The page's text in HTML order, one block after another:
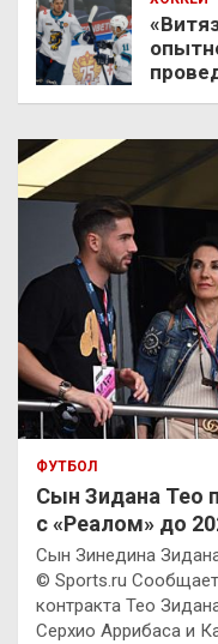
ФУТБОЛ
Сын Зидана Тео
с «Реалом» до
Сын Зинедина
© Sports.ru
контракта Тео
Серхио Аррибаса и